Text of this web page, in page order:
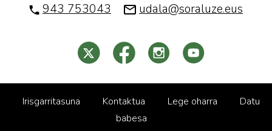
943 753043
udala@soraluze.eus
Irisgarritasuna Kontaktua Lege oharra
Datu
babesa